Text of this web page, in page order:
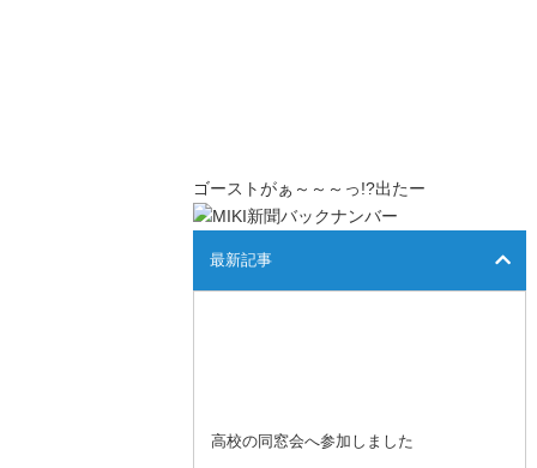
ゴーストがぁ～～～っ!?出たー
最新記事
高校の同窓会へ参加しました